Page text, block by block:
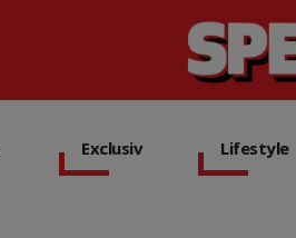
Exclusiv Lifestyle